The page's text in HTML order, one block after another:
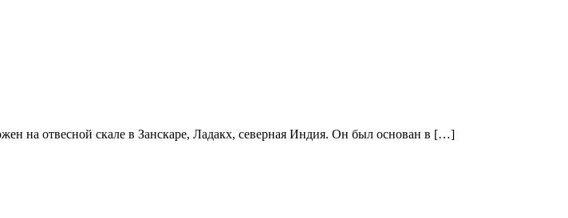
на отвесной скале в Занскаре, Ладакх, северная Индия. Он был основан в […]